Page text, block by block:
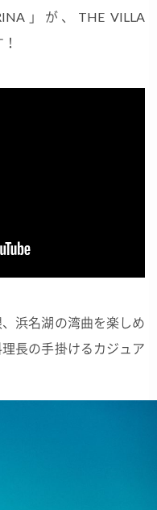
」が、THE VILLA
浜名湖の湾曲を楽しめ
長の手掛けるカジュア